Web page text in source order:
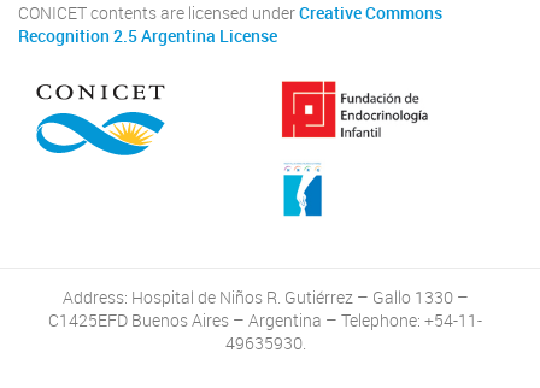
CONICET contents are licensed underCreative Commons
Recognition 2.5 Argentina License
Address: Hospital de Niños R. Gutiérrez – Gallo 1330 –
C1425EFD Buenos Aires – Argentina – Telephone: +54-11-
49635930.